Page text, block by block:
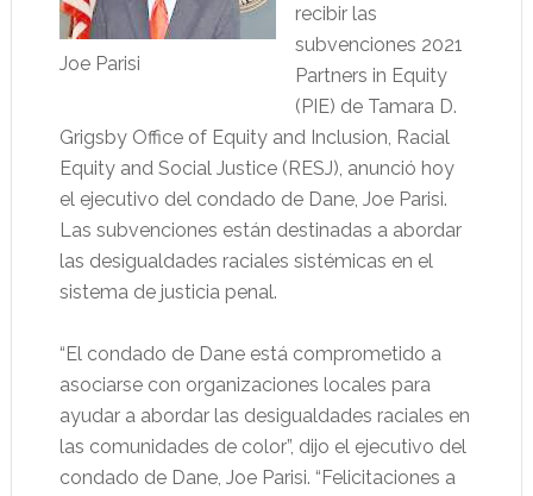
Joe Parisi
recibir las
subvenciones 2021
Partners in Equity
(PIE) de Tamara D.
Grigsby Office of Equity and Inclusion, Racial
Equity and Social Justice (RESJ), anunció hoy
el ejecutivo del condado de Dane, Joe Parisi.
Las subvenciones están destinadas a abordar
las desigualdades raciales sistémicas en el
sistema de justicia penal.
“El condado de Dane está comprometido a
asociarse con organizaciones locales para
ayudar a abordar las desigualdades raciales en
las comunidades de color”, dijo el ejecutivo del
condado de Dane, Joe Parisi. “Felicitaciones a